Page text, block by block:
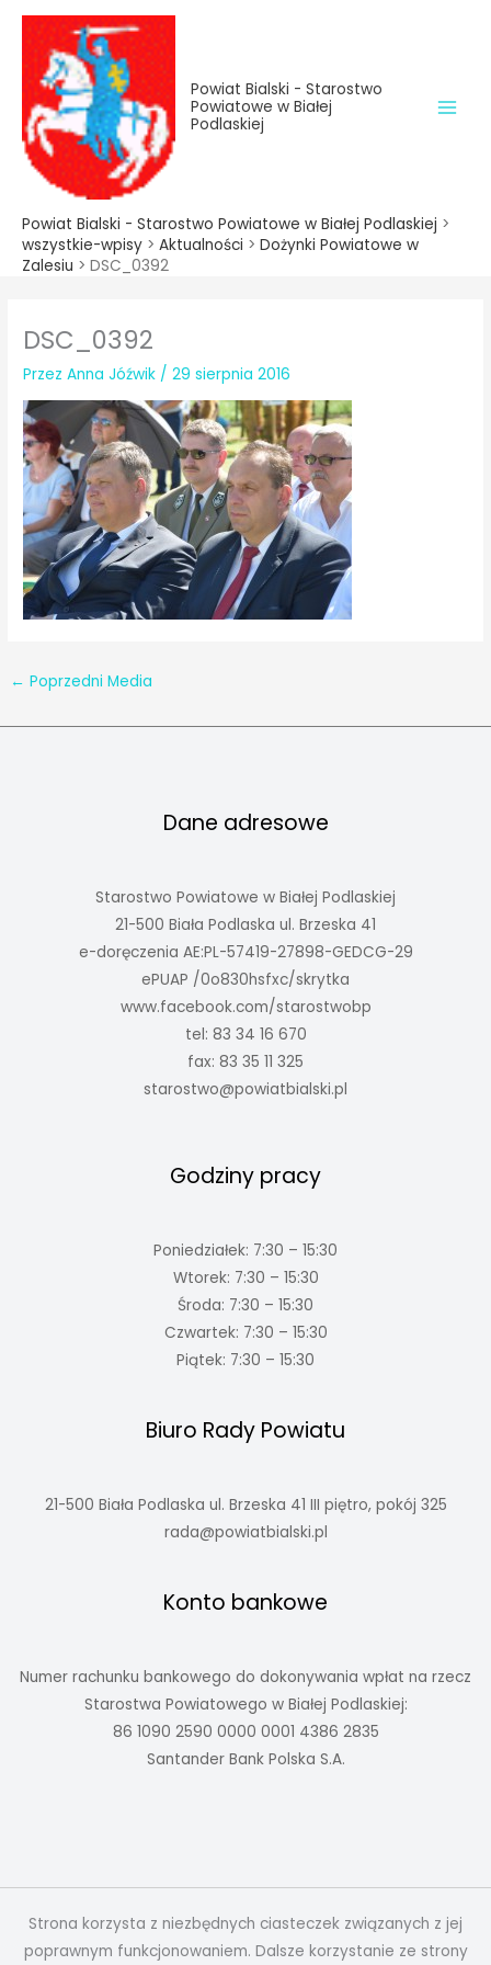
treści
Przejdź
treści
Powiat Bialski - Starostwo
Powiatowe w Białej
Podlaskiej
Powiat Bialski - Starostwo Powiatowe w Białej Podlaskiej >
wszystkie-wpisy > Aktualności > Dożynki Powiatowe w
Zalesiu > DSC_0392
DSC_0392
PrzezAnna Jóźwik /29 sierpnia 2016
← Poprzedni Media
Dane adresowe
Starostwo Powiatowe w Białej Podlaskiej
21-500 Biała Podlaska ul. Brzeska 41
e-doręczenia AE:PL-57419-27898-GEDCG-29
ePUAP /0o830hsfxc/skrytka
www.facebook.com/starostwobp
tel: 83 34 16 670
fax: 83 35 11 325
starostwo@powiatbialski.pl
Godziny pracy
Poniedziałek: 7:30 – 15:30
Wtorek: 7:30 – 15:30
Środa: 7:30 – 15:30
Czwartek: 7:30 – 15:30
Piątek: 7:30 – 15:30
Biuro Rady Powiatu
21-500 Biała Podlaska ul. Brzeska 41 III piętro, pokój 325
rada@powiatbialski.pl
Konto bankowe
Numer rachunku bankowego do dokonywania wpłat na rzecz
Starostwa Powiatowego w Białej Podlaskiej:
86 1090 2590 0000 0001 4386 2835
Santander Bank Polska S.A.
Strona korzysta z niezbędnych ciasteczek związanych z jej
poprawnym funkcjonowaniem. Dalsze korzystanie ze strony